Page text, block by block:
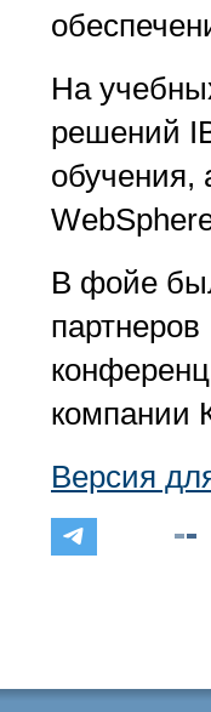
На
решений
обучения,
В фойе
компании
Версия